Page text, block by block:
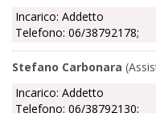
Incarico: Addetto
Telefono: 06/38792178;
Stefano Carbonara
Incarico: Addetto
Telefono: 06/38792130;